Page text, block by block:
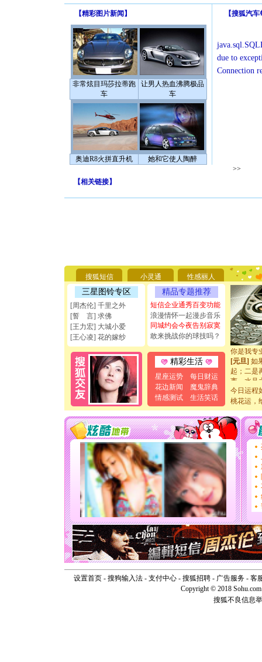
【精彩图片新闻 】
非常炫目玛莎拉蒂跑
车
让男人热血沸腾极品
车
奥迪R8火拼直升机 她和它使人陶醉
【搜狐汽车
due to
Connection
>>
【相关链接】
搜狐短信 小灵通 性感丽人
三星图铃专区
[周杰伦] 千里之外
[誓 言] 求佛
[王力宏] 大城小爱
[王心凌] 花的嫁纱
精品专题推荐
短信企业通秀百变功能
浪漫情怀一起漫步音乐
同城约会今夜告别寂寞
敢来挑战你的球技吗？
精彩生活
星座运势
每日财运
花边新闻
魔鬼辞典
情感测试
生活笑话
要平安！
[圣诞节]
能正大光
天都要快
[圣诞节]
如意,快
[元旦]看
断电。爱
你是我专
[元旦]如
起；二是
离。水晶
[元旦]当
泣，这痛
卖了。水
[春节]风
颜！冬去
道一声
[春节]
传
片叶子
送你一
[圣诞节]
你太多
要平安
[圣诞节]
能正大
天都要快
[圣诞节]
如意,快
[元旦]看
断电。爱
你是我专
[元旦]
起；二是
离。水晶
今日运程
桃花运，
设置首页- 搜狗输入法- 支付中心- 搜狐招聘- 广告服务- 客
Copyright © 2018
搜狐不良信息